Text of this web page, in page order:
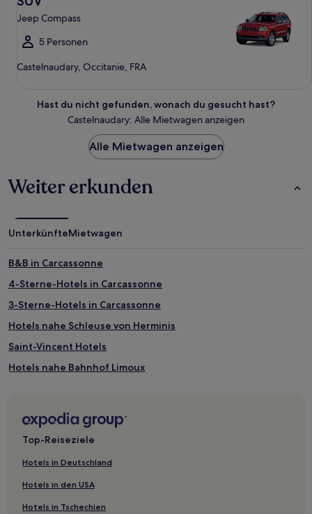
Jeep Compass
5 Personen
Castelnaudary, Occitanie, FRA
Hast du nicht gefunden, wonach du gesucht hast?
Castelnaudary: Alle Mietwagen anzeigen
Alle Mietwagen anzeigen
Weiter erkunden
UnterkünfteMietwagen
B&B in Carcassonne
4-Sterne-Hotels in Carcassonne
3-Sterne-Hotels in Carcassonne
Hotels nahe Schleuse von Herminis
Saint-Vincent Hotels
Hotels nahe Bahnhof Limoux
Le Carlaret Hotels
Lauragais Revel Sorezois: Hotels
Top-Reiseziele
Hotels in Deutschland
Hotels in den USA
Hotels in Tschechien